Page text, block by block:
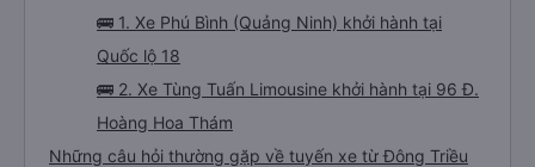
🚌 1. Xe Phú Bình (Quảng Ninh) khởi hành tại
Quốc lộ 18
🚌 2. Xe Tùng Tuấn Limousine khởi hành tại 96 Đ.
Hoàng Hoa Thám
Những câu hỏi thường gặp về tuyến xe từ Đông Triều